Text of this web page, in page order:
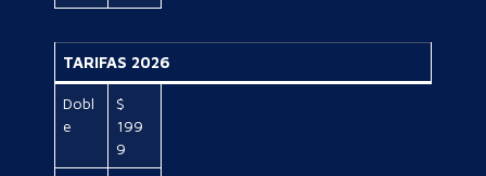
TARIFAS 2026
Dobl
e
$
199
9